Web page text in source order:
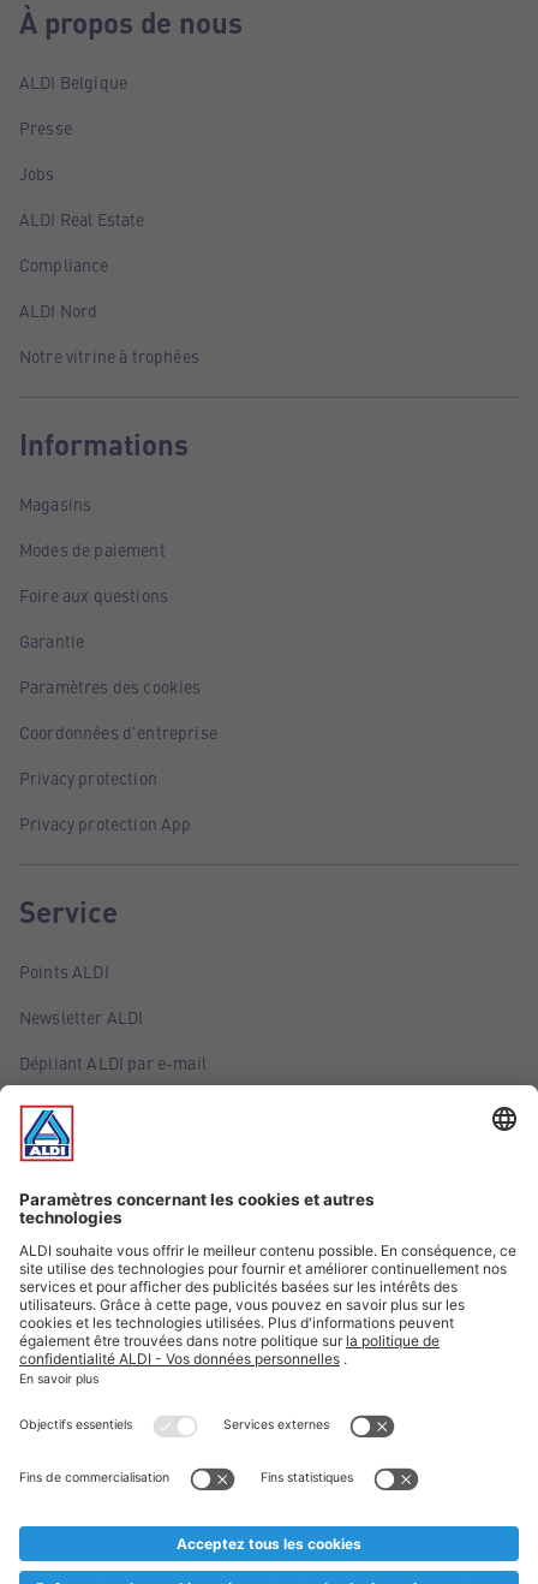
À propos de nous
ALDI Belgique
Presse
Jobs
ALDI Real Estate
Compliance
ALDI Nord
Notre vitrine à trophées
Informations
Magasins
Modes de paiement
Foire aux questions
Garantie
Paramètres des cookies
Coordonnées d'entreprise
Privacy protection
Privacy protection App
Service
Points ALDI
Newsletter ALDI
Dépliant ALDI par e-mail
Offres
Infos essentielles
Suivez ALDI Belgique
Textes marqués d'un astérisque et mentions légales
* Nous vendons ces articles temporairement et jusqu'à
au cas où, malgré le planning bien étudié, nous serions
prématurément en rupture de stock. Prix Recupel et TVA incl.
** Sur ce site, l’utilisation de la forme masculine a été adoptée